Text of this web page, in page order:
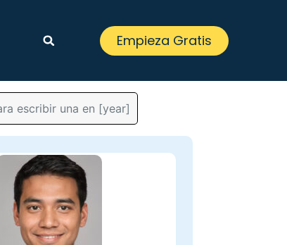
Empieza Gratis
escribir una en [year]